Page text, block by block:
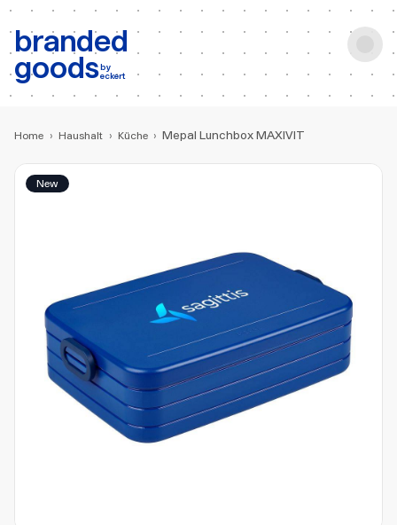
branded
goodsby
eckert
b: Produktsuche
Home › Haushalt › Küche › Mepal Lunchbox MAXIVIT
New